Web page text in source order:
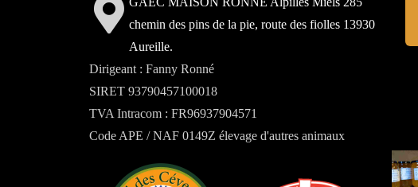
chemin des pins de la pie, route des fiolles 13930
Aureille.
Dirigeant : Fanny Ronné
SIRET 93790457100018
TVA Intracom : FR96937904571
Code APE / NAF 0149Z élevage d'autres animaux